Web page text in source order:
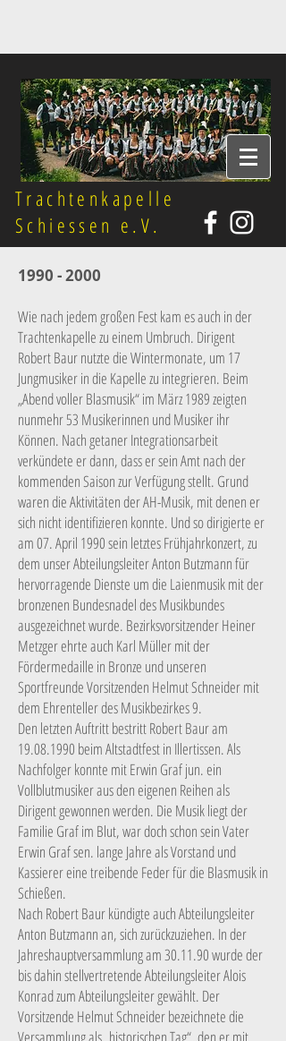
Trachtenkapelle
Schiessen e.V.
1990 - 2000
Wie nach jedem großen Fest kam es auch in der
Trachtenkapelle zu einem Umbruch. Dirigent
Robert Baur nutzte die Wintermonate, um 17
Jungmusiker in die Kapelle zu integrieren. Beim
„Abend voller Blasmusik“ im März 1989 zeigten
nunmehr 53 Musikerinnen und Musiker ihr
Können. Nach getaner Integrationsarbeit
verkündete er dann, dass er sein Amt nach der
kommenden Saison zur Verfügung stellt. Grund
waren die Aktivitäten der AH-Musik, mit denen er
sich nicht identifizieren konnte. Und so dirigierte er
am 07. April 1990 sein letztes Frühjahrkonzert, zu
dem unser Abteilungsleiter Anton Butzmann für
hervorragende Dienste um die Laienmusik mit der
bronzenen Bundesnadel des Musikbundes
ausgezeichnet wurde. Bezirksvorsitzender Heiner
Metzger ehrte auch Karl Müller mit der
Fördermedaille in Bronze und unseren
Sportfreunde Vorsitzenden Helmut Schneider mit
dem Ehrenteller des Musikbezirkes 9.
Den letzten Auftritt bestritt Robert Baur am
19.08.1990 beim Altstadtfest in Illertissen. Als
Nachfolger konnte mit Erwin Graf jun. ein
Vollblutmusiker aus den eigenen Reihen als
Dirigent gewonnen werden. Die Musik liegt der
Familie Graf im Blut, war doch schon sein Vater
Erwin Graf sen. lange Jahre als Vorstand und
Kassierer eine treibende Feder für die Blasmusik in
Schießen.
Nach Robert Baur kündigte auch Abteilungsleiter
Anton Butzmann an, sich zurückzuziehen. In der
Jahreshauptversammlung am 30.11.90 wurde der
bis dahin stellvertretende Abteilungsleiter Alois
Konrad zum Abteilungsleiter gewählt. Der
Vorsitzende Helmut Schneider bezeichnete die